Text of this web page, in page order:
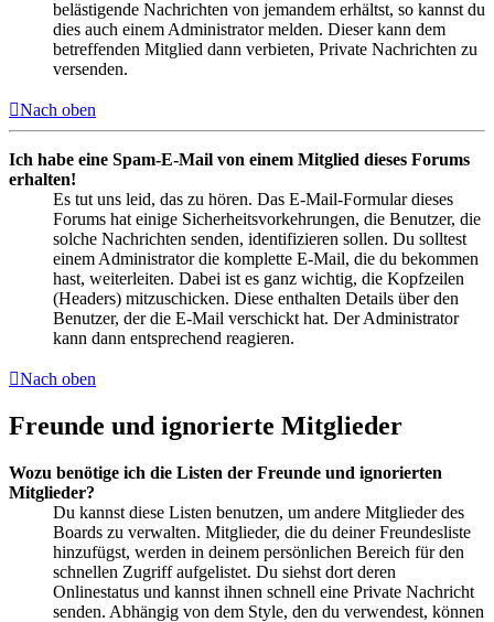
belästigende Nachrichten von jemandem erhältst, so kannst du
dies auch einem Administrator melden. Dieser kann dem
betreffenden Mitglied dann verbieten, Private Nachrichten zu
versenden.
Nach oben
Ich habe eine Spam-E-Mail von einem Mitglied dieses Forums
erhalten!
Es tut uns leid, das zu hören. Das E-Mail-Formular dieses
Forums hat einige Sicherheitsvorkehrungen, die Benutzer, die
solche Nachrichten senden, identifizieren sollen. Du solltest
einem Administrator die komplette E-Mail, die du bekommen
hast, weiterleiten. Dabei ist es ganz wichtig, die Kopfzeilen
(Headers) mitzuschicken. Diese enthalten Details über den
Benutzer, der die E-Mail verschickt hat. Der Administrator
kann dann entsprechend reagieren.
Nach oben
Freunde und ignorierte Mitglieder
Wozu benötige ich die Listen der Freunde und ignorierten
Mitglieder?
Du kannst diese Listen benutzen, um andere Mitglieder des
Boards zu verwalten. Mitglieder, die du deiner Freundesliste
hinzufügst, werden in deinem persönlichen Bereich für den
schnellen Zugriff aufgelistet. Du siehst dort deren
Onlinestatus und kannst ihnen schnell eine Private Nachricht
senden. Abhängig von dem Style, den du verwendest, können